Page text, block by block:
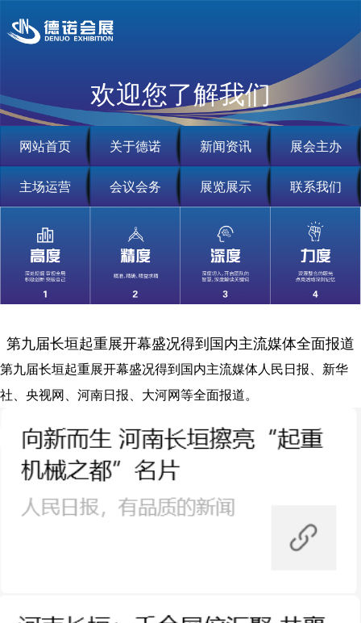
欢迎您了解我们
网站首页 关于德诺 新闻资讯 展会主办
主场运营 会议会务 展览展示 联系我们
第九届长垣起重展开幕盛况得到国内主流媒体全面报道
第九届长垣起重展开幕盛况得到国内主流媒体人民日报、新华
社、央视网、河南日报、大河网等全面报道。